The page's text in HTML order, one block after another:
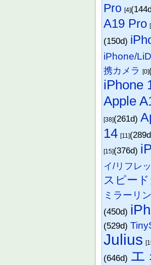
Pro [4]
A19 Pro
(150d)
iPhone/
携カメラ [0]
iPhone
Apple
[38](261d)
14 [11]
[15](376d)
イ/リフレ
スピー
ミラーリ
(450d)
(529d)
Julius
(646d) エ